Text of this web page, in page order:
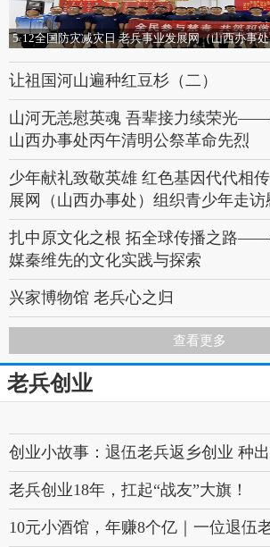
陕西黄陵县公安局三个年活动 发挥“
实开展辖区农村道路交通环境整治
青山绿水 看中国
英雄之光丨勿忘 勿念
上海执勤武警吸引中外游客合影 站
获暖心回礼
5·12全国防灾减灾日 老兵事业发展网（山西办事
让祖国河山遍种红豆杉（二）
山河无恙慰英魂 吾辈接力续荣光——
山西办事处丙午清明公祭革命先烈
少年献礼致敬英雄 红色基因代代相
展网（山西办事处）组织青少年走
扎中原文化之根 拓全球传播之路
媒秦维先的文化实践与探索
兴家博物馆 老兵心之归
河东探宝•老兵驿站——爱心人士重阳
人
山西红旗西街社区举办“金秋敬老，
山西省退役军人事务厅趣味运动会成
采“趣”享欢乐
山西省军队离退休人员扑克（双升
“牌”逢对手展风采 “牌”解忧乐暖人心
查看更多
老兵创业
创业小故事：退伍老兵返乡创业 种
老兵创业18年，扛起“战友”大旗！
10元小酒馆，年赚8个亿｜一位退伍